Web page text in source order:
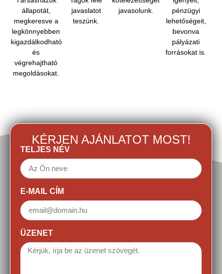
állapotát,
megkeresve a
legkönnyebben
kigazdálkodható
és
végrehajtható
megoldásokat.
javaslatot
teszünk.
javasolunk.
pénzügyi
lehetőségeit,
bevonva
pályázati
forrásokat is.
KÉRJEN AJÁNLATOT MOST!
TELJES NÉV
E-MAIL CÍM
ÜZENET